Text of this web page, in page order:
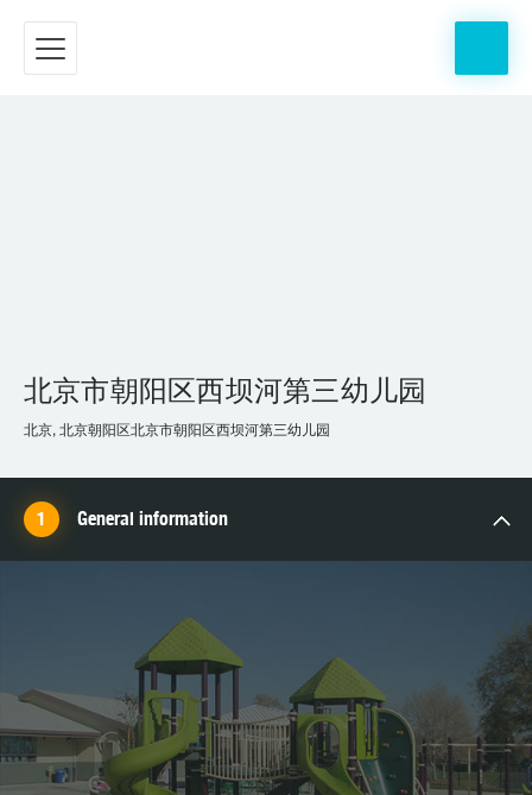
北京市朝阳区西坝河第三幼儿园
北京, 北京朝阳区北京市朝阳区西坝河第三幼儿园
General information